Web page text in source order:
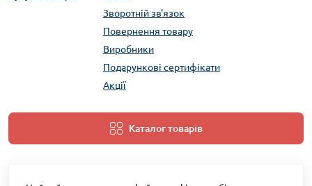
Зворотній зв'язок
Повернення товару
Виробники
Подарункові сертифікати
Акції
Каталог товарів